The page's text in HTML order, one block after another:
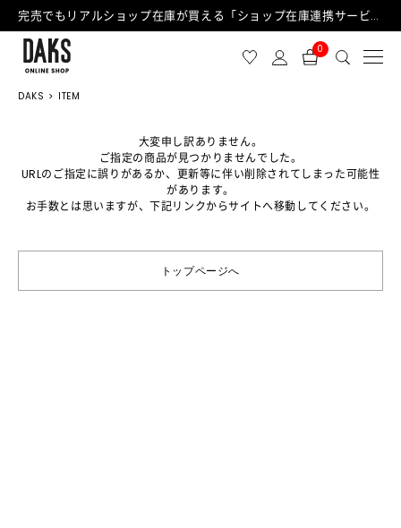
完売でもリアルショップ在庫が買える「ショップ在庫連携サービス」が日中もご利用可能になりました！
0
DAKS ITEM
大変申し訳ありません。
ご指定の商品が見つかりませんでした。
URLのご指定に誤りがあるか、更新等に伴い削除されてしまった可能性
があります。
お手数とは思いますが、下記リンクからサイトへ移動してください。
トップページへ